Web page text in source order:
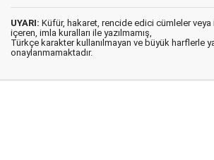
UYARI: Küfür, hakaret, rencide edici cümleler veya
içeren, imla kuralları ile yazılmamış,
Türkçe karakter kullanılmayan ve büyük harflerle
onaylanmamaktadır.